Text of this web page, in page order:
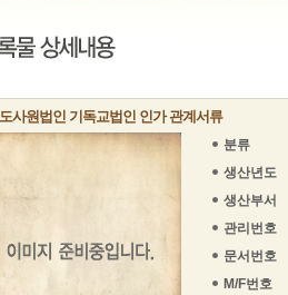
사원법인 기독교법인 인가 관계서류
분류
생산년도
생산부서
관리번호
문서번호
M/F번호